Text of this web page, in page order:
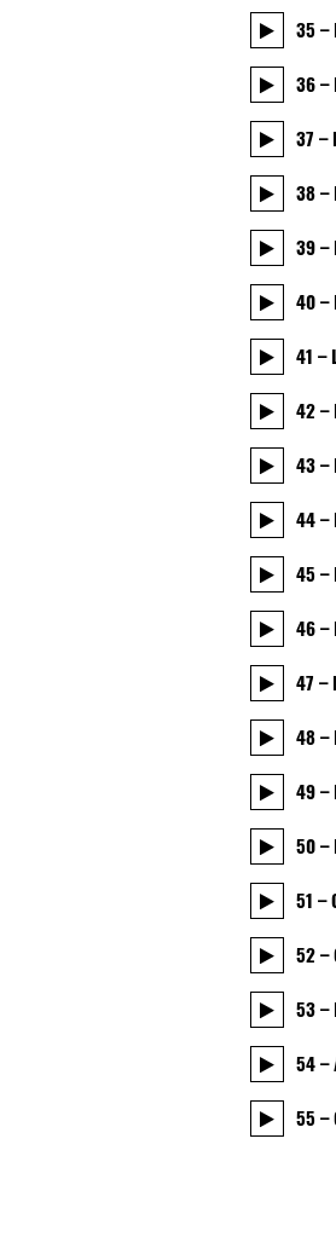
35 –
36 –
37 –
38 –
39 –
40 –
41 –
42 –
43 –
44 –
45 –
46 –
47 –
48 –
49 –
50 –
51 –
52 –
53 –
54 –
55 –